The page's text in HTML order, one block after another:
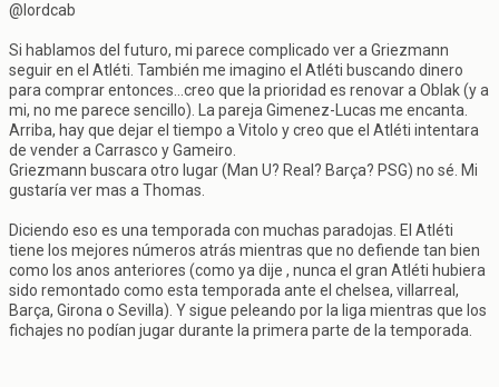
@lordcab
Si hablamos del futuro, mi parece complicado ver a Griezmann
seguir en el Atléti. También me imagino el Atléti buscando dinero
para comprar entonces...creo que la prioridad es renovar a Oblak (y a
mi, no me parece sencillo). La pareja Gimenez-Lucas me encanta.
Arriba, hay que dejar el tiempo a Vitolo y creo que el Atléti intentara
de vender a Carrasco y Gameiro.
Griezmann buscara otro lugar (Man U? Real? Barça? PSG) no sé. Mi
gustaría ver mas a Thomas.
Diciendo eso es una temporada con muchas paradojas. El Atléti
tiene los mejores números atrás mientras que no defiende tan bien
como los anos anteriores (como ya dije , nunca el gran Atléti hubiera
sido remontado como esta temporada ante el chelsea, villarreal,
Barça, Girona o Sevilla). Y sigue peleando por la liga mientras que los
fichajes no podían jugar durante la primera parte de la temporada.